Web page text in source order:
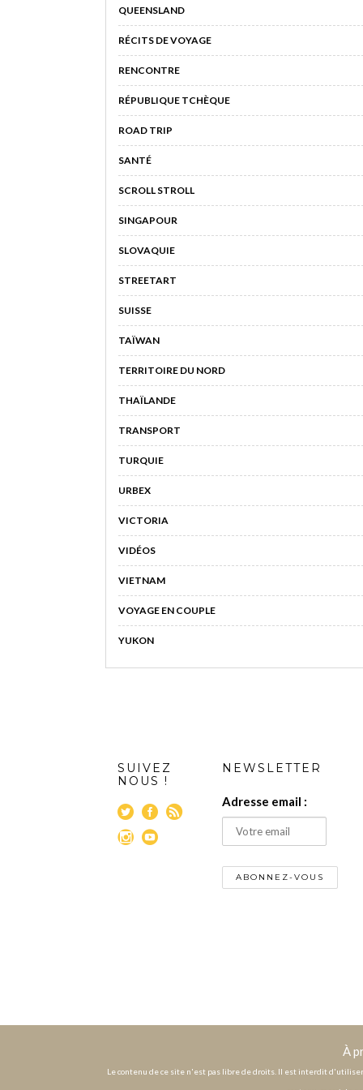
QUEENSLAND
RÉCITS DE VOYAGE
RENCONTRE
RÉPUBLIQUE TCHÈQUE
ROAD TRIP
SANTÉ
SCROLL STROLL
SINGAPOUR
SLOVAQUIE
STREETART
SUISSE
TAÏWAN
TERRITOIRE DU NORD
THAÏLANDE
TRANSPORT
TURQUIE
URBEX
VICTORIA
VIDÉOS
VIETNAM
VOYAGE EN COUPLE
YUKON
SUIVEZ
NOUS !
NEWSLETTER
Adresse email :
À
Le contenu de ce site n'est pas libre de droits. Il est interdit